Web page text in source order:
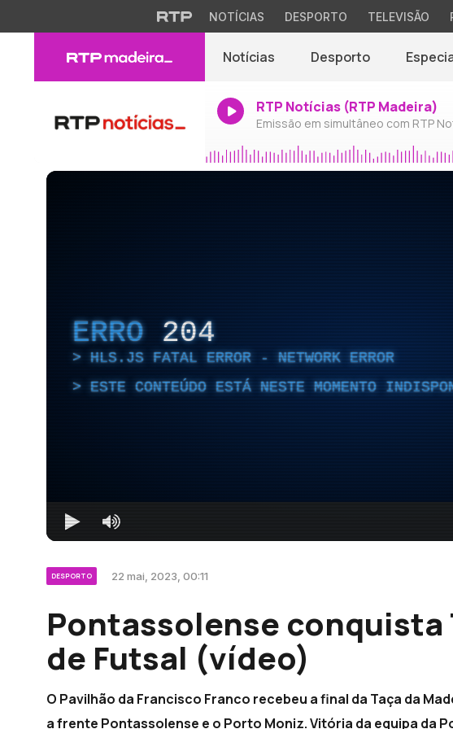
NOTÍCIAS DESPORTO TELEVISÃO
Notícias Desporto
RTP Notícias (RTP Madeira)
Emissão em simultâneo com RTP
ERRO 204
HLS.JS FATAL ERROR - NETWORK ERROR
ESTE CONTEÚDO ESTÁ NESTE MOMENTO
DESPORTO 22 mai, 2023, 00:11
Pontassolense conquista
de Futsal (vídeo)
O Pavilhão da Francisco Franco recebeu a final da Taça da
a frente Pontassolense e o Porto Moniz. Vitória da equipa da